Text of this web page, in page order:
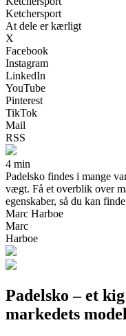
Ketchersport
At dele er kærligt
X
Facebook
Instagram
LinkedIn
YouTube
Pinterest
TikTok
Mail
RSS
4 min
Padelsko findes i mange
vægt. Få et overblik over
egenskaber, så du kan
Marc Harboe
Marc
Harboe
Padelsko – et
markedets